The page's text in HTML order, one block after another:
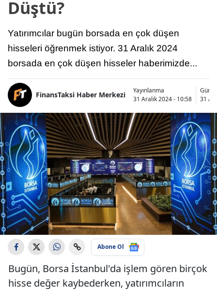
Düştü?
Yatırımcılar bugün borsada en çok düşen
hisseleri öğrenmek istiyor. 31 Aralık 2024
borsada en çok düşen hisseler haberimizde...
FinansTaksi Haber Merkezi
Yayınlanma
31 Aralık 2024 - 10:58
31
Abone Ol
Bugün, Borsa İstanbul'da işlem gören birçok
hisse değer kaybederken, yatırımcıların